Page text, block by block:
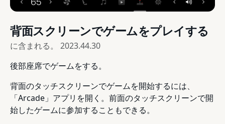
背面スクリーンでゲームをプレイする
に含まれる。 2023.44.30
後部座席でゲームをする。
背面のタッチスクリーンでゲームを開始するには、
「Arcade」アプリを開く。前面のタッチスクリーンで開
始したゲームに参加することもできる。